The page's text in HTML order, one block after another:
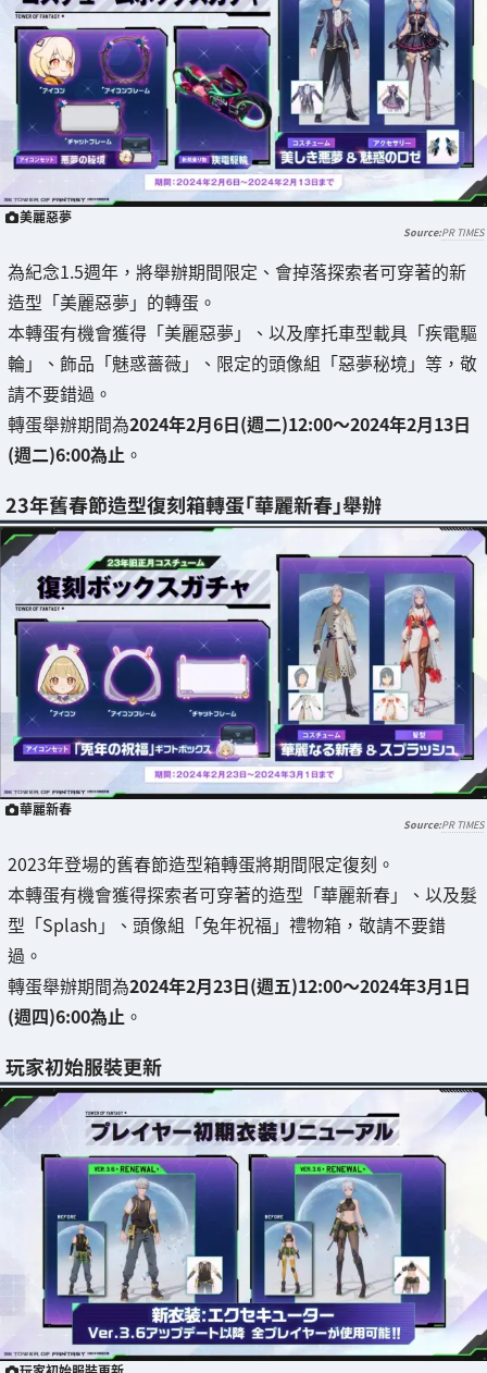
美麗惡夢
PR TIMES
為紀念1.5週年，將舉辦期間限定、會掉落探索者可穿著的新
造型「美麗惡夢」的轉蛋。
本轉蛋有機會獲得「美麗惡夢」、以及摩托車型載具「疾電驅
輪」、飾品「魅惑薔薇」、限定的頭像組「惡夢秘境」等，敬
請不要錯過。
轉蛋舉辦期間為2024年2月6日(週二)12:00～2024年2月13日
(週二)6:00為止 。
23年舊春節造型復刻箱轉蛋「華麗新春」舉辦
華麗新春
PR TIMES
2023年登場的舊春節造型箱轉蛋將期間限定復刻。
本轉蛋有機會獲得探索者可穿著的造型「華麗新春」、以及髮
型「Splash」、頭像組「兔年祝福」禮物箱，敬請不要錯
過。
轉蛋舉辦期間為2024年2月23日(週五)12:00～2024年3月1日
(週四)6:00為止 。
玩家初始服裝更新